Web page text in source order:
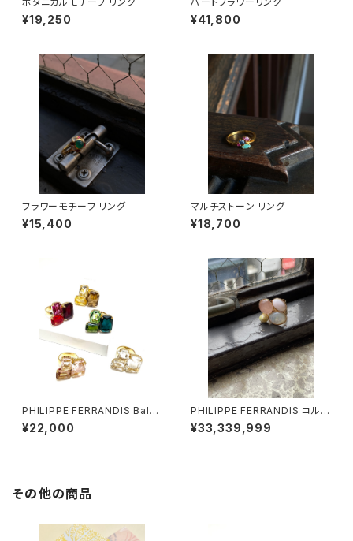
¥19,250 ¥41,800
フラワーモチーフ リング
¥15,400
マルチストーン リング
¥18,700
PHILIPPE FERRANDIS Balé
ares リング
¥22,000
PHILIPPE FERRANDIS コルフ
リング #2
¥33,339,999
その他の商品